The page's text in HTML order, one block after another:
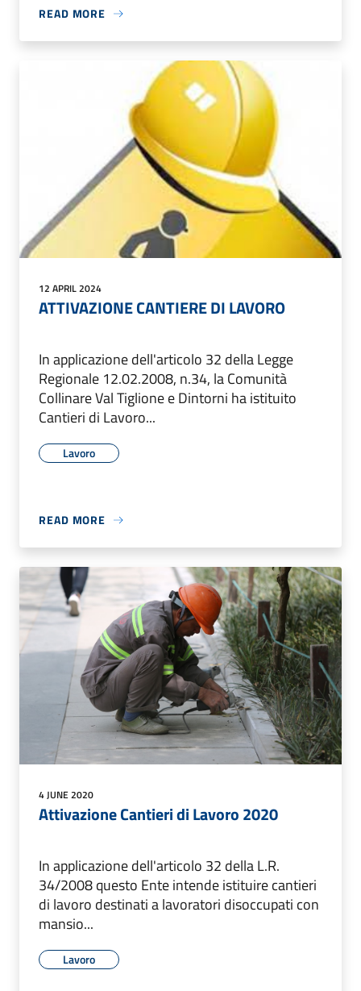
READ MORE
12 APRIL 2024
ATTIVAZIONE CANTIERE DI LAVORO
In applicazione dell'articolo 32 della Legge
Regionale 12.02.2008, n.34, la Comunità
Collinare Val Tiglione e Dintorni ha istituito
Cantieri di Lavoro...
Lavoro
READ MORE
4 JUNE 2020
Attivazione Cantieri di Lavoro 2020
In applicazione dell'articolo 32 della L.R.
34/2008 questo Ente intende istituire cantieri
di lavoro destinati a lavoratori disoccupati con
mansio...
Lavoro